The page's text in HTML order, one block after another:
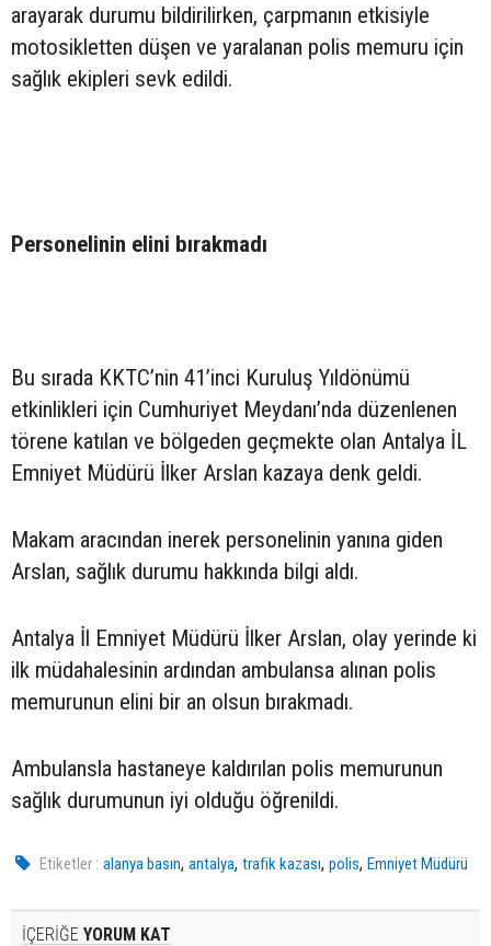
arayarak durumu bildirilirken, çarpmanın etkisiyle
motosikletten düşen ve yaralanan polis memuru için
sağlık ekipleri sevk edildi.
Personelinin elini bırakmadı
Bu sırada KKTC’nin 41’inci Kuruluş Yıldönümü
etkinlikleri için Cumhuriyet Meydanı’nda düzenlenen
törene katılan ve bölgeden geçmekte olan Antalya İL
Emniyet Müdürü İlker Arslan kazaya denk geldi.
Makam aracından inerek personelinin yanına giden
Arslan, sağlık durumu hakkında bilgi aldı.
Antalya İl Emniyet Müdürü İlker Arslan, olay yerinde ki
ilk müdahalesinin ardından ambulansa alınan polis
memurunun elini bir an olsun bırakmadı.
Ambulansla hastaneye kaldırılan polis memurunun
sağlık durumunun iyi olduğu öğrenildi.
Etiketler : alanya basın,antalya,trafik kazası,polis,Emniyet Müdürü
İÇERİĞE YORUM KAT